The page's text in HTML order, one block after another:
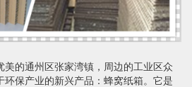
美的通州区张家湾镇，周边的工业区众
环保产业的新兴产品：蜂窝纸箱。它是